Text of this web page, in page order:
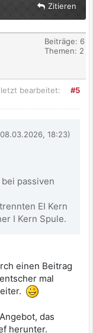
Zitieren
Beiträge: 6
Themen: 2
#5
bearbeitet:
18:23)
passiven
EI Kern
I Kern Spule.
einen Beitrag
mal
das
herunter.